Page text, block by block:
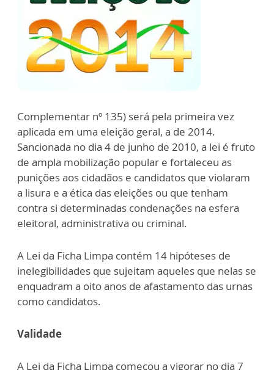
Complementar nº 135) será pela primeira vez
aplicada em uma eleição geral, a de 2014.
Sancionada no dia 4 de junho de 2010, a lei é fruto
de ampla mobilização popular e fortaleceu as
punições aos cidadãos e candidatos que violaram
a lisura e a ética das eleições ou que tenham
contra si determinadas condenações na esfera
eleitoral, administrativa ou criminal.
A Lei da Ficha Limpa contém 14 hipóteses de
inelegibilidades que sujeitam aqueles que nelas se
enquadram a oito anos de afastamento das urnas
como candidatos.
Validade
A Lei da Ficha Limpa começou a vigorar no dia 7